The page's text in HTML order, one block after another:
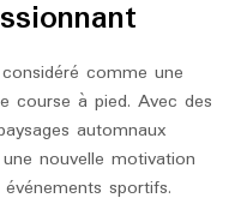
comme une
course à pied. Avec des
automnaux
nouvelle motivation
sportifs.